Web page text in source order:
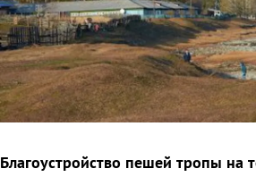
Благоустройство пешей тропы на